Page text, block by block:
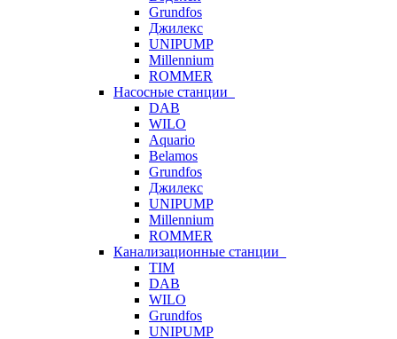
Grundfos
Джилекс
UNIPUMP
Millennium
ROMMER
Насосные станции
DAB
WILO
Aquario
Belamos
Grundfos
Джилекс
UNIPUMP
Millennium
ROMMER
Канализационные станции
TIM
DAB
WILO
Grundfos
UNIPUMP